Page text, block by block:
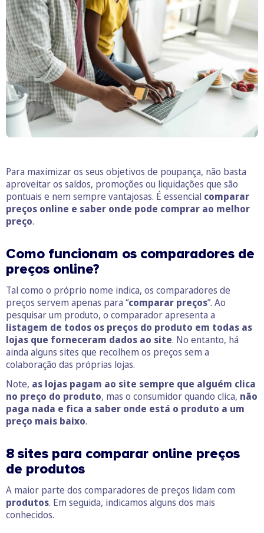
Para maximizar os seus objetivos de poupança, não basta
aproveitar os saldos, promoções ou liquidações que são
pontuais e nem sempre vantajosas. É essencial comparar
preços online e saber onde pode comprar ao melhor
preço.
Como funcionam os comparadores de
preços online?
Tal como o próprio nome indica, os comparadores de
preços servem apenas para “comparar preços”. Ao
pesquisar um produto, o comparador apresenta a
listagem de todos os preços do produto em todas as
lojas que forneceram dados ao site. No entanto, há
ainda alguns sites que recolhem os preços sem a
colaboração das próprias lojas.
Note, as lojas pagam ao site sempre que alguém clica
no preço do produto, mas o consumidor quando clica, não
paga nada e fica a saber onde está o produto a um
preço mais baixo.
8 sites para comparar online preços
de produtos
A maior parte dos comparadores de preços lidam com
produtos. Em seguida, indicamos alguns dos mais
conhecidos.